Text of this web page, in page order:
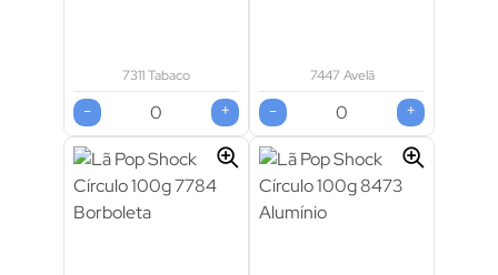
7311 Tabaco
- +
7447 Avelã
- +